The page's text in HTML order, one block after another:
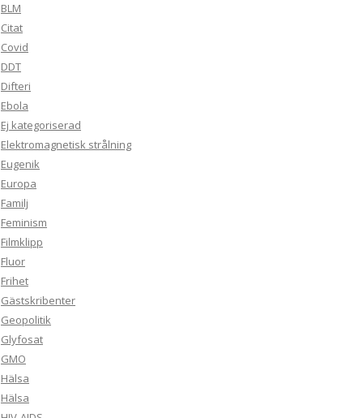
BLM
Citat
Covid
DDT
Difteri
Ebola
Ej kategoriserad
Elektromagnetisk strålning
Eugenik
Europa
Familj
Feminism
Filmklipp
Fluor
Frihet
Gästskribenter
Geopolitik
Glyfosat
GMO
Hälsa
Hälsa